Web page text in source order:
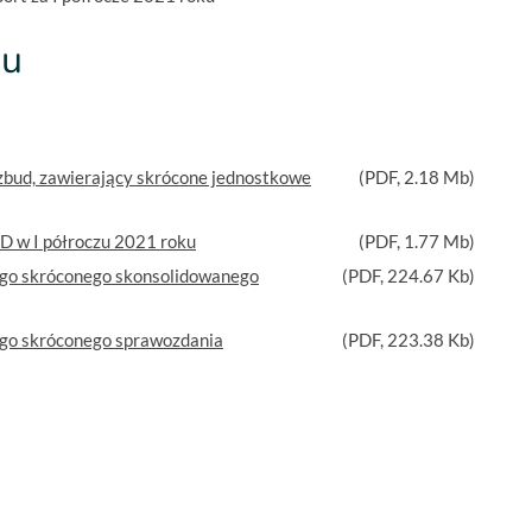
zawierający skrócone jednostkowe (PDF, 2.18 Mb)
w I półroczu 2021 roku (PDF, 1.77 Mb)
skróconego skonsolidowanego
(PDF, 224.67 Kb)
skróconego sprawozdania (PDF, 223.38 Kb)